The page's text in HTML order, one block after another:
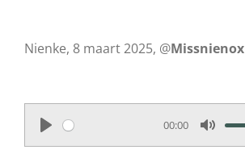
Nienke, 8 maart 2025, @Missnienox
P
00:00
M